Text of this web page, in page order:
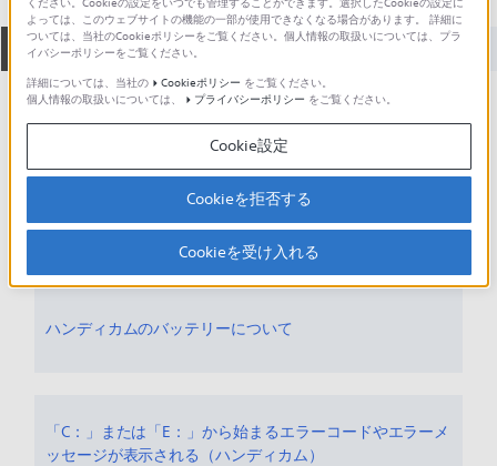
全て ダウンロード 取扱説明書 Q&A
人気のトピック
ハンディカムのお手入れ方法と保管方
法
ハンディカムのバッテリーについて
「C：」または「E：」から始まるエラーコードやエラーメ
ッセージが表示される（ハンディカム）
よっては、このウェブサイトの機能の一部が使用できなくなる場合があります。 詳細に
ついては、当社のCookieポリシーをご覧ください。個人情報の取扱いについては、プラ
イバシーポリシーをご覧ください。
詳細については、当社の
Cookieポリシー をご覧ください。
個人情報の取扱いについては、
プライバシーポリシー をご覧ください。
Cookie設定
Cookieを拒否する
Cookieを受け入れる